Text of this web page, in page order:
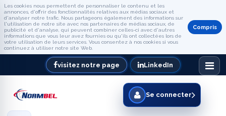
Les cookies nous permettent de personnaliser le contenu et les
annonces, d'offrir des fonctionnalités relatives aux médias sociaux et
d'analyser notre trafic. Nous partageons également des informations sur
l'utilisation de notre site avec nos partenaires de médias sociaux, de
publicité et d'analyse, qui peuvent combiner celles-ci avec d'autres
informations que vous leur avez fournies ou qu'ils ont collectées lors de
votre utilisation de leurs services. Vous consentez à nos cookies si vous
continuez à utiliser notre site Web.
Compris
visitez notre page LinkedIn
Se connecter